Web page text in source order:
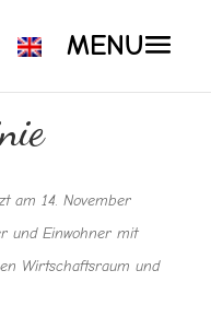
am 14. November
und Einwohner mit
Wirtschaftsraum und